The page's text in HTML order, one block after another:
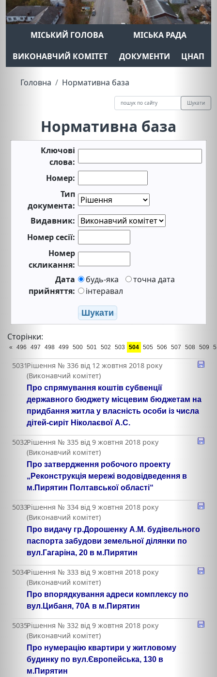
МІСЬКИЙ ГОЛОВА
МІСЬКА РАДА
ВИКОНАВЧИЙ КОМІТЕТ
ДОКУМЕНТИ ЦНАП
Головна Нормативна база
Шукати
Нормативна база
Ключові
слова:
Номер:
Тип
документа:
Видавник:
Номер сесії:
Номер
скликання:
Дата
прийняття:
будь-яка
точна дата
інтеравал
Шукати
Сторінки:
« 496 497 498 499 500 501 502 503 504 505 506 507 508 509
5031Рішення № 336 від 12 жовтня 2018 року
(Виконавчий комітет)
Про спрямування коштів субвенції
державного бюджету місцевим бюджетам на
придбання житла у власність особи із числа
дітей-сиріт Ніколаєвої А.С.
5032Рішення № 335 від 9 жовтня 2018 року
(Виконавчий комітет)
Про затвердження робочого проекту
„Реконструкція мережі водовідведення в
м.Пирятин Полтавської області“
5033Рішення № 334 від 9 жовтня 2018 року
(Виконавчий комітет)
Про видачу гр.Дорошенку А.М. будівельного
паспорта забудови земельної ділянки по
вул.Гагаріна, 20 в м.Пирятин
5034Рішення № 333 від 9 жовтня 2018 року
(Виконавчий комітет)
Про впорядкування адреси комплексу по
вул.Цибаня, 70А в м.Пирятин
5035Рішення № 332 від 9 жовтня 2018 року
(Виконавчий комітет)
Про нумерацію квартири у житловому
будинку по вул.Європейська, 130 в
м.Пирятин